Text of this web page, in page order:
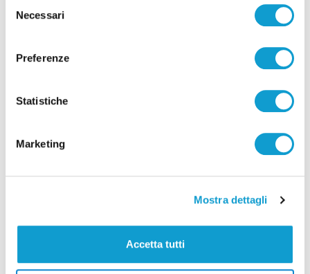
delNecessari
Preferenze
Statistiche
Marketing
Mostra dettagli
Accetta tutti
Comitato sicurezza